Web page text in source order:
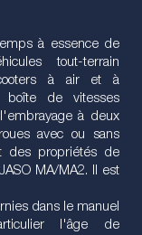
à essence de
tout-terrain
à air et à
boîte de vitesses
à deux
avec ou sans
des propriétés de
MA/MA2. Il est
dans le manuel
l'âge de